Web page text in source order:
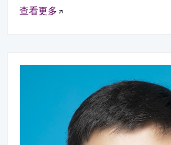
查看更多